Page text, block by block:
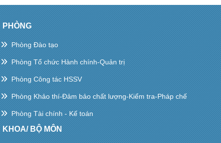
PHÒNG
Phòng Đào tạo
Phòng Tổ chức Hành chính-Quản trị
Phòng Công tác HSSV
Phòng Khảo thí-Đảm bảo chất lượng-Kiểm tra-Pháp chế
Phòng Tài chính - Kế toán
KHOA/ BỘ MÔN